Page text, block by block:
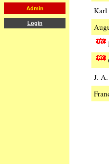
Admin
Login
Karl
J. A.